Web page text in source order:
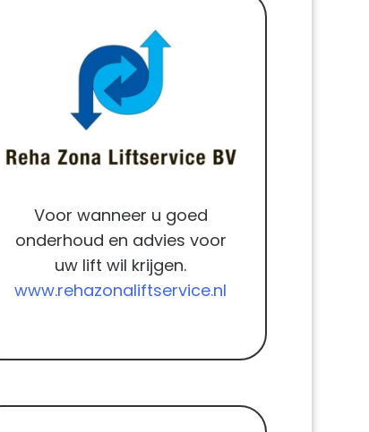
Voor wanneer u goed
onderhoud en advies voor
uw lift wil krijgen.
www.rehazonaliftservice.nl